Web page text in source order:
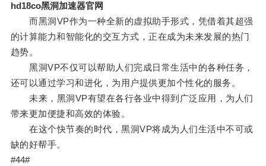
hd18co黑洞加速器官网
而黑洞VP作为一种全新的虚拟助手形式，凭借着其超强
的计算能力和智能化的交互方式，正在成为未来发展的热门
趋势。
黑洞VP不仅可以帮助人们完成日常生活中的各种任务，
还可以通过学习和进化，为用户提供更加个性化的服务。
未来，黑洞VP有望在各行各业中得到广泛应用，为人们
带来更加便捷和高效的体验。
在这个快节奏的时代，黑洞VP将成为人们生活中不可或
缺的好帮手。
#44#